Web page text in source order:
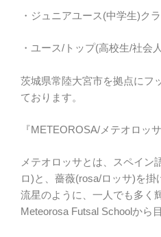
・ジュニアユース(中学生)ク
・ユース/トップ(高校生/社会
茨城県常陸大宮市を拠点にフ
ております。
『METEOROSA/メテオロッ
メテオロッサとは、スペイン
ロ)と、薔薇(rosa/ロッサ)を掛
流星のように、一人でも多く
Meteorosa Futsal Schoolから